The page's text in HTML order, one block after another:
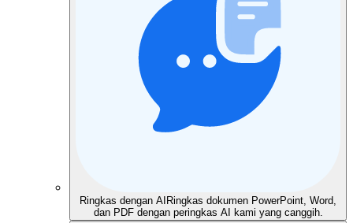
Ringkas dengan AI Ringkas dokumen PowerPoint, Word,
dan PDF dengan peringkas AI kami yang canggih.